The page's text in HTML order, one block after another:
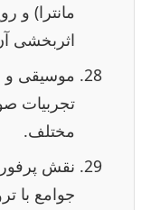
مانترا) و
اثربخشی
موسیقی و
تجربیات
مختلف.
نقش
جوامع با